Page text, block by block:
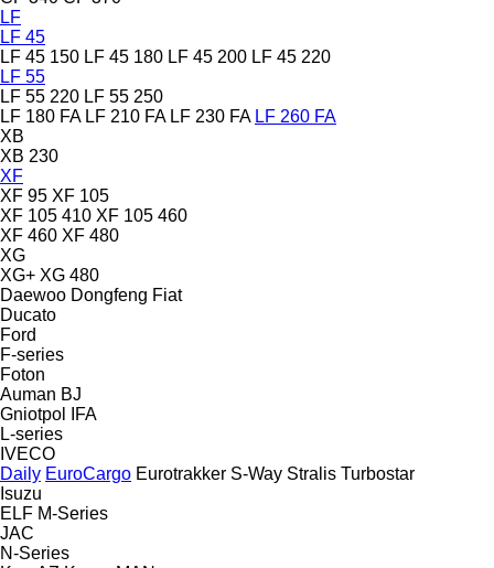
LF
LF 45
LF 45 150 LF 45 180 LF 45 200 LF 45 220
LF 55
LF 55 220 LF 55 250
LF 180 FA LF 210 FA LF 230 FA LF 260 FA
XB
XB 230
XF
XF 95 XF 105
XF 105 410 XF 105 460
XF 460 XF 480
XG
XG+ XG 480
Daewoo Dongfeng Fiat
Ducato
Ford
F-series
Foton
Auman BJ
Gniotpol
IFA
L-series
IVECO
Daily EuroCargo Eurotrakker S-Way Stralis Turbostar
Isuzu
ELF M-Series
JAC
N-Series